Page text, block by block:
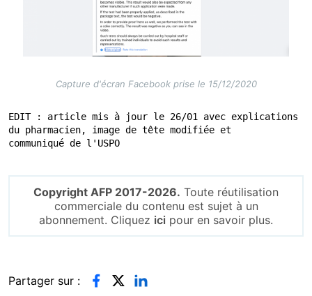
Capture d'écran Facebook prise le 15/12/2020
EDIT : article mis à jour le 26/01 avec explications
du pharmacien, image de tête modifiée et
Copyright AFP 2017-2026. Toute réutilisation
commerciale du contenu est sujet à un
abonnement. Cliquez ici pour en savoir plus.
Partager sur :